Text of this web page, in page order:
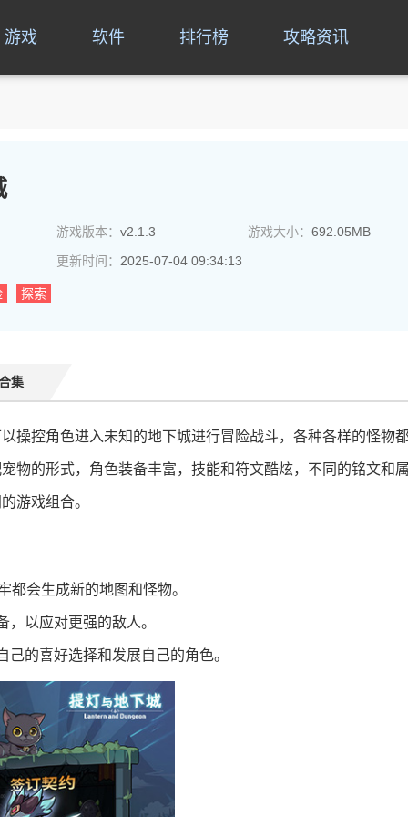
游戏 软件 排行榜 攻略资讯
游戏版本： v2.1.3 游戏大小： 692.05MB
更新时间： 2025-07-04 09:34:13
探索
集
操控角色进入未知的地下城进行冒险战斗，各种各样的怪物
物的形式，角色装备丰富，技能和符文酷炫，不同的铭文和
游戏组合。
会生成新的地图和怪物。
以应对更强的敌人。
的喜好选择和发展自己的角色。